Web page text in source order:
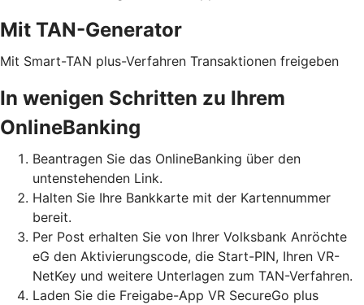
Mit TAN-Generator
Mit Smart-TAN plus-Verfahren Transaktionen freigeben
In wenigen Schritten zu Ihrem
OnlineBanking
Beantragen Sie das OnlineBanking über den
untenstehenden Link.
Halten Sie Ihre Bankkarte mit der Kartennummer
bereit.
Per Post erhalten Sie von Ihrer Volksbank Anröchte
eG den Aktivierungscode, die Start-PIN, Ihren VR-
NetKey und weitere Unterlagen zum TAN-Verfahren.
Laden Sie die Freigabe-App VR SecureGo plus